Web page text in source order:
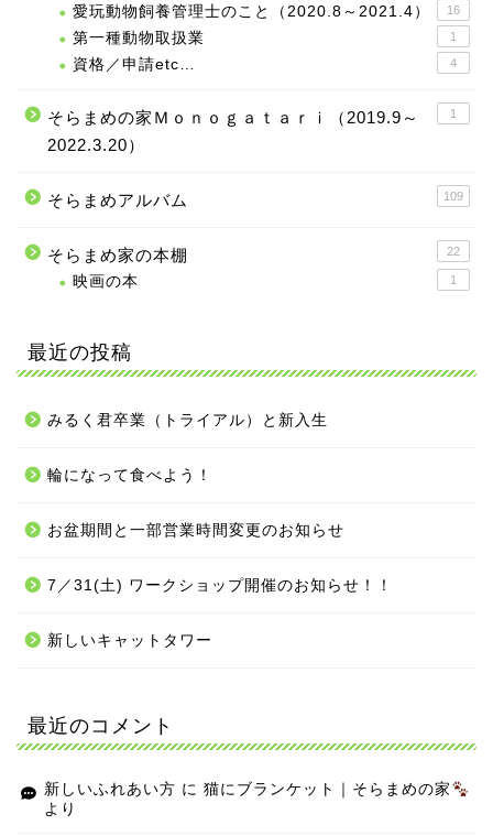
愛玩動物飼養管理士のこと（2020.8～2021.4） 16
第一種動物取扱業 1
資格／申請etc… 4
そらまめの家Ｍｏｎｏｇａｔａｒｉ（2019.9～
2022.3.20）
1
そらまめアルバム 109
そらまめ家の本棚 22
映画の本 1
最近の投稿
みるく君卒業（トライアル）と新入生
輪になって食べよう！
お盆期間と一部営業時間変更のお知らせ
7／31(土) ワークショップ開催のお知らせ！！
新しいキャットタワー
最近のコメント
新しいふれあい方 に 猫にブランケット｜そらまめの家
より